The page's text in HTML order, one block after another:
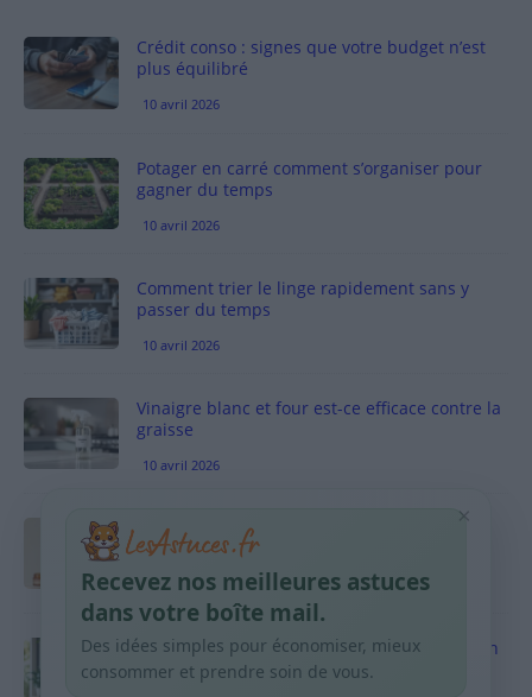
Crédit conso : signes que votre budget n’est
plus équilibré
10 avril 2026
Potager en carré comment s’organiser pour
gagner du temps
10 avril 2026
Comment trier le linge rapidement sans y
passer du temps
10 avril 2026
Vinaigre blanc et four est-ce efficace contre la
graisse
10 avril 2026
Taches pigmentaires : routine simple +
habitudes qui aident
9 avril 2026
Produits ménagers : comment économiser en
courses sans acheter 10 sprays
×
Recevez nos meilleures astuces
dans votre boîte mail.
Des idées simples pour économiser, mieux
consommer et prendre soin de vous.